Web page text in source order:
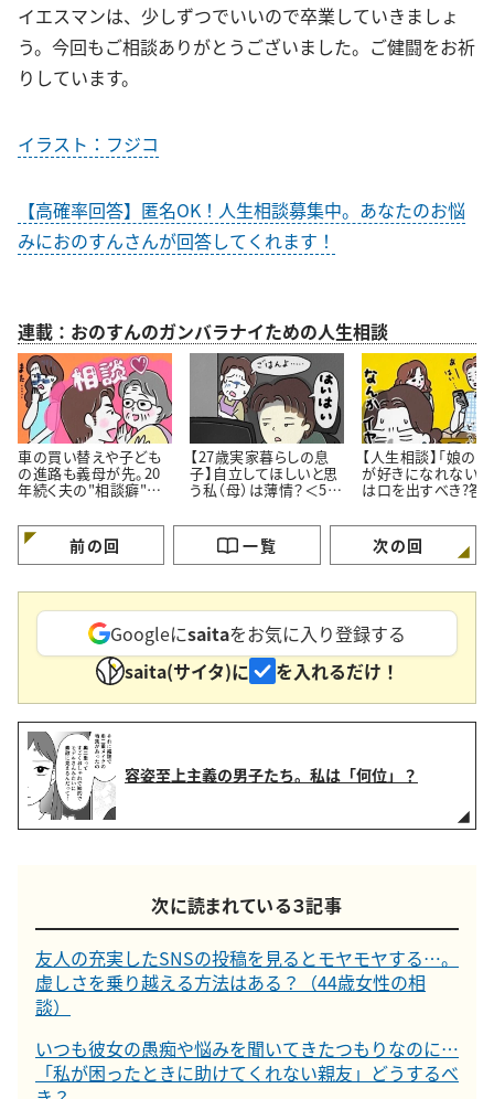
イエスマンは、少しずつでいいので卒業していきましょ
う。今回もご相談ありがとうございました。ご健闘をお祈
りしています。
イラスト：フジコ
【高確率回答】匿名OK！人生相談募集中。あなたのお悩
みにおのすんさんが回答してくれます！
連載：おのすんのガンバラナイための人生相談
車の買い替えや子ども
の進路も義母が先。20
年続く夫の"相談癖"に
【27歳実家暮らしの息
子】自立してほしいと思
う私（母）は薄情？＜50
【人生相談】「娘の
が好きになれない…
は口を出すべき?答
前の回 一覧 次の回
Googleにsaitaをお気に入り登録する
saita(サイタ)に
を入れるだけ！
容姿至上主義の男子たち。私は「何位」？
次に読まれている３記事
友人の充実したSNSの投稿を見るとモヤモヤする…。
虚しさを乗り越える方法はある？（44歳女性の相
談）
いつも彼女の愚痴や悩みを聞いてきたつもりなのに…
「私が困ったときに助けてくれない親友」どうするべ